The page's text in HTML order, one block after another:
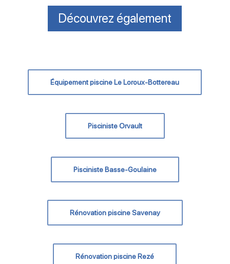
Découvrez également
Équipement piscine Le Loroux-Bottereau
Pisciniste Orvault
Pisciniste Basse-Goulaine
Rénovation piscine Savenay
Rénovation piscine Rezé